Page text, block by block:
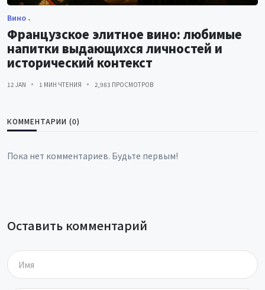
Вино
Французское элитное вино: любимые
напитки выдающихся личностей и
исторический контекст
12 JAN 1 МИН ЧТЕНИЯ 2,983 ПРОСМОТРОВ
КОММЕНТАРИИ (0)
Пока нет комментариев. Будьте первым!
Оставить комментарий